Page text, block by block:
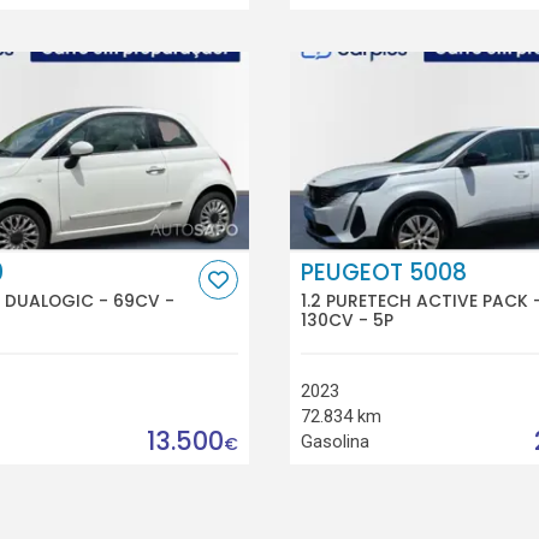
DUALOGIC - 69CV -
13.500€
PEUGEOT 5008
1.2 PURETECH ACTIVE PACK
130CV - 5P
2023
72.834 km
Gasolina